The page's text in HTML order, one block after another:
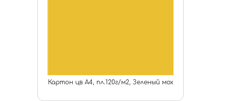
Картон цв А4, пл.120г/м2, Зеленый мох